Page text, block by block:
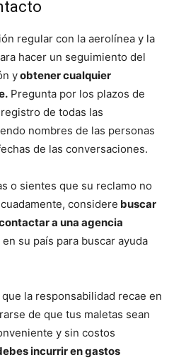
regular con la aerolínea y la
hacer un seguimiento del
yobtener cualquier
Pregunta por los plazos de
de todas las
nombres de las personas
de las conversaciones.
o sientes que su reclamo no
considere buscar
a una agencia
su país para buscar ayuda
la responsabilidad recae en
de que tus maletas sean
y sin costos
incurrir en gastos